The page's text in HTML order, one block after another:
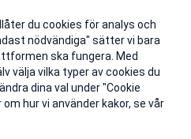
du cookies för analys och
nödvändiga" sätter vi bara
ska fungera. Med
välja vilka typer av cookies du
dina val under "Cookie
hur vi använder kakor, se vår